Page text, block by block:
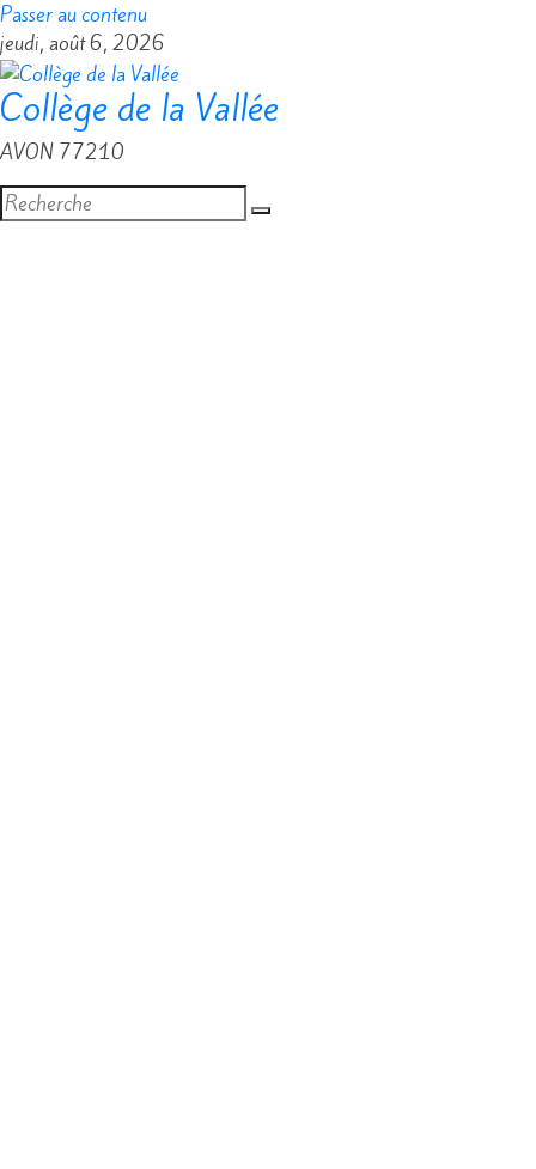
Passer au contenu
jeudi, août 6, 2026
Collège de la Vallée
AVON 77210